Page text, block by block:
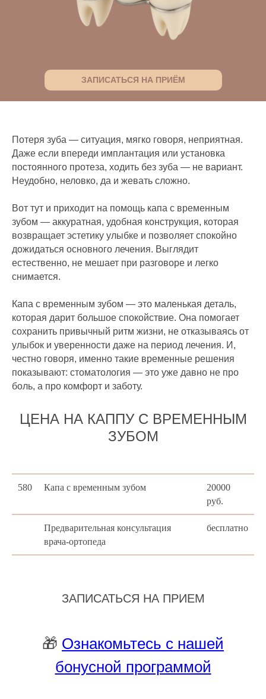
ЗАПИСАТЬСЯ НА ПРИЁМ
Потеря зуба — ситуация, мягко говоря, неприятная.
Даже если впереди имплантация или установка
постоянного протеза, ходить без зуба — не вариант.
Неудобно, неловко, да и жевать сложно.
Вот тут и приходит на помощь капа с временным
зубом — аккуратная, удобная конструкция, которая
возвращает эстетику улыбке и позволяет спокойно
дожидаться основного лечения. Выглядит
естественно, не мешает при разговоре и легко
снимается.
Капа с временным зубом — это маленькая деталь,
которая дарит большое спокойствие. Она помогает
сохранить привычный ритм жизни, не отказываясь от
улыбок и уверенности даже на период лечения. И,
честно говоря, именно такие временные решения
показывают: стоматология — это уже давно не про
боль, а про комфорт и заботу.
ЦЕНА НА КАППУ С ВРЕМЕННЫМ
ЗУБОМ
580 Капа с временным зубом
20000
руб.
Предварительная консультация
врача-ортопеда
бесплатно
ЗАПИСАТЬСЯ НА ПРИЕМ
🎁 Ознакомьтесь с нашей
бонусной программой